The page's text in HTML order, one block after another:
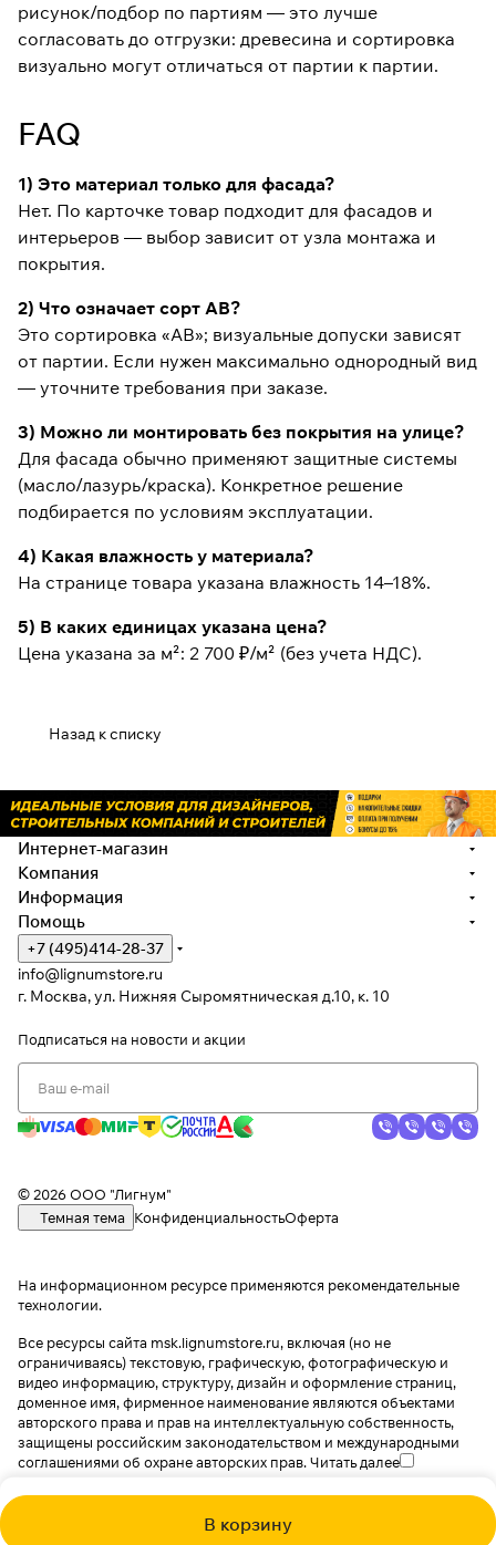
рисунок/подбор по партиям — это лучше
согласовать до отгрузки: древесина и сортировка
визуально могут отличаться от партии к партии.
FAQ
1) Это материал только для фасада?
Нет. По карточке товар подходит для фасадов и
интерьеров — выбор зависит от узла монтажа и
покрытия.
2) Что означает сорт АВ?
Это сортировка «АВ»; визуальные допуски зависят
от партии. Если нужен максимально однородный вид
— уточните требования при заказе.
3) Можно ли монтировать без покрытия на улице?
Для фасада обычно применяют защитные системы
(масло/лазурь/краска). Конкретное решение
подбирается по условиям эксплуатации.
4) Какая влажность у материала?
На странице товара указана влажность 14–18%.
5) В каких единицах указана цена?
Цена указана за м²: 2 700 ₽/м² (без учета НДС).
Назад к списку
В корзину
Интернет-магазин
Компания
Информация
Помощь
+7 (495)414-28-37
info@lignumstore.ru
г. Москва, ул. Нижняя Сыромятническая д.10, к. 10
Подписаться на новости и акции
© 2026 ООО "Лигнум"
Темная тема
КонфиденциальностьОферта
На информационном ресурсе применяются рекомендательные
технологии.
Все ресурсы сайта msk.lignumstore.ru, включая (но не
ограничиваясь) текстовую, графическую, фотографическую и
видео информацию, структуру, дизайн и оформление страниц,
доменное имя, фирменное наименование являются объектами
авторского права и прав на интеллектуальную собственность,
защищены российским законодательством и международными
соглашениями об охране авторских прав.Читать далее